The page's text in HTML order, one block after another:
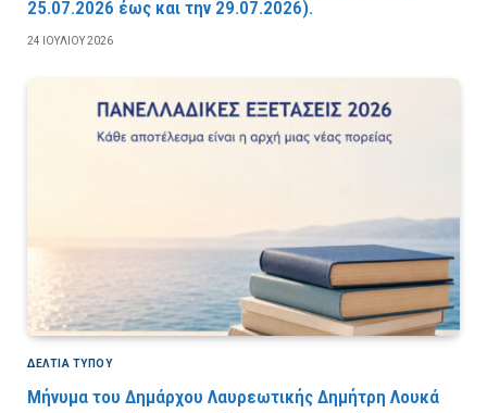
25.07.2026 έως και την 29.07.2026).
24 ΙΟΥΛΊΟΥ 2026
ΔΕΛΤΙΑ ΤΥΠΟΥ
Μήνυμα του Δημάρχου Λαυρεωτικής Δημήτρη Λουκά